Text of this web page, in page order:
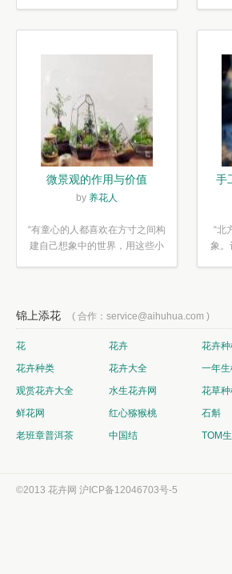
微景观的作用与价值
by 养花人
“有童心的人都喜欢在方寸之间构
建自己想象中的世界，用这些小
手
“北
象。
锦上添花 ( 合作：service@aihuhua.com )
花 花卉 花卉种
花卉种类
花卉大全 一年生
观赏花卉大全
水生花卉网 花草种
鲜花网
红心猕猴桃 石斛
老班章普洱茶
中国结 TOM
©2013 花卉网 沪ICP备12046703号-5